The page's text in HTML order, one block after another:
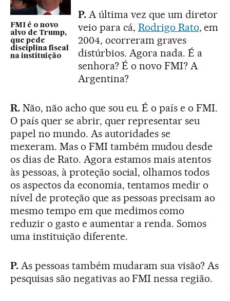
FMI é o novo
alvo de Trump,
que pede
disciplina fiscal
na instituição
P.A última vez que um diretor
veio para cá, Rodrigo Rato, em
2004, ocorreram graves
distúrbios. Agora nada. É a
senhora? É o novo FMI? A
Argentina?
R.Não, não acho que sou eu. É o país e o FMI.
O país quer se abrir, quer representar seu
papel no mundo. As autoridades se
mexeram. Mas o FMI também mudou desde
os dias de Rato. Agora estamos mais atentos
às pessoas, à proteção social, olhamos todos
os aspectos da economia, tentamos medir o
nível de proteção que as pessoas precisam ao
mesmo tempo em que medimos como
reduzir o gasto e aumentar a renda. Somos
uma instituição diferente.
P. As pessoas também mudaram sua visão? As
pesquisas são negativas ao FMI nessa região.